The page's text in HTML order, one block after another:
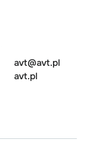
avt@avt.pl
avt.pl